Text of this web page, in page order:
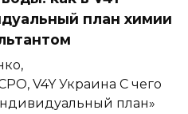
план химии
V4Y Украина С чего
план»